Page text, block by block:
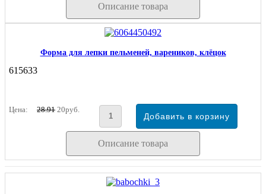
Описание товара
Форма для лепки пельменей, вареников, клёцок
615633
Цена: 28.91 20руб.
Описание товара